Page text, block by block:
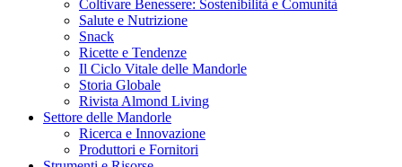
Coltivare Benessere: Sostenibilità e Comunità
Salute e Nutrizione
Snack
Ricette e Tendenze
Il Ciclo Vitale delle Mandorle
Storia Globale
Rivista Almond Living
Settore delle Mandorle
Ricerca e Innovazione
Produttori e Fornitori